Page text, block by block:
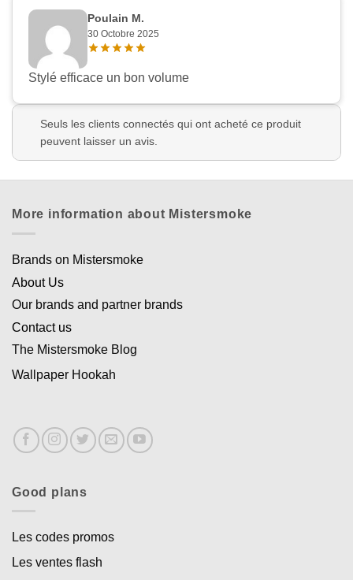
Poulain M.
30 Octobre 2025
Stylé efficace un bon volume
Seuls les clients connectés qui ont acheté ce produit
peuvent laisser un avis.
More information about Mistersmoke
Brands on Mistersmoke
About Us
Our brands and partner brands
Contact us
The Mistersmoke Blog
Wallpaper Hookah
Good plans
Les codes promos
Les ventes flash